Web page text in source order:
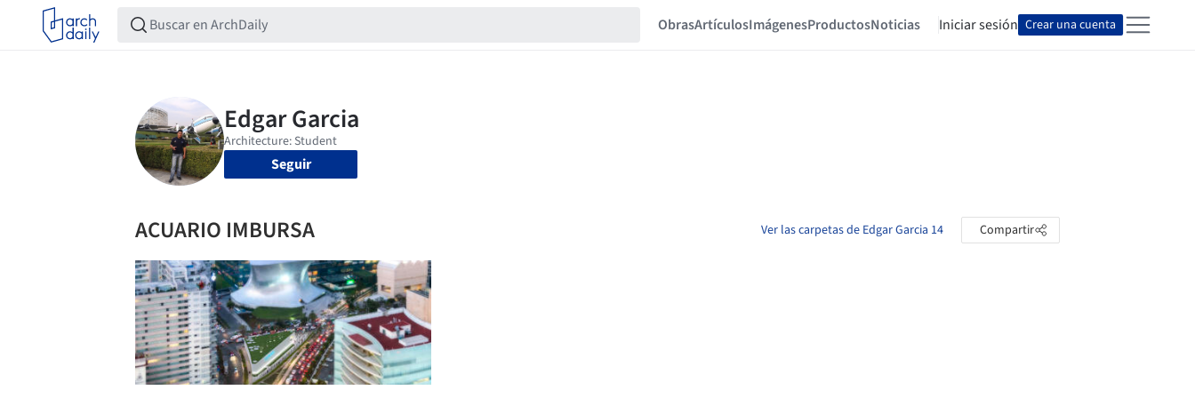
ObrasArtículosImágenesProductosNoticias Iniciar sesión Crear una cuenta
Seguir
ACUARIO IMBURSA Ver las carpetas de Edgar Garcia 14 Compartir